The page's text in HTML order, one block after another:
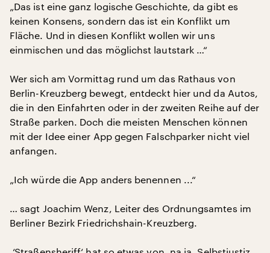
„Das ist eine ganz logische Geschichte, da gibt es
keinen Konsens, sondern das ist ein Konflikt um
Fläche. Und in diesen Konflikt wollen wir uns
einmischen und das möglichst lautstark …“
Wer sich am Vormittag rund um das Rathaus von
Berlin-Kreuzberg bewegt, entdeckt hier und da Autos,
die in den Einfahrten oder in der zweiten Reihe auf der
Straße parken. Doch die meisten Menschen können
mit der Idee einer App gegen Falschparker nicht viel
anfangen.
„Ich würde die App anders benennen ...“
… sagt Joachim Wenz, Leiter des Ordnungsamtes im
Berliner Bezirk Friedrichshain-Kreuzberg.